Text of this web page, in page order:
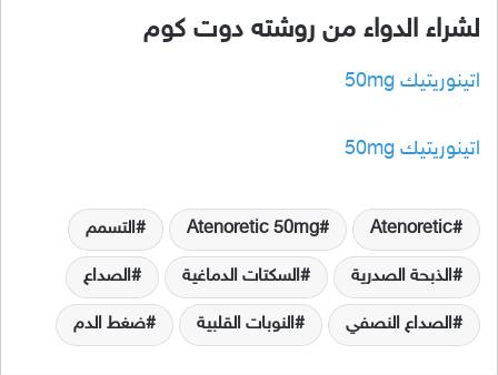
لشراء الدواء من روشته دوت كوم
اتينوريتيك 50mg
اتينوريتيك 50mg
Atenoretic
Atenoretic 50mg التسمم
الذبحة الصدرية السكتات الدماغية الصداع
الصداع النصفي النوبات القلبية ضغط الدم